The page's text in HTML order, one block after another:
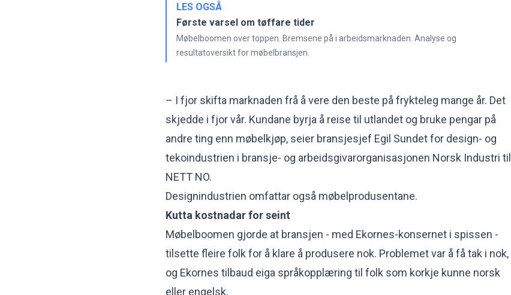
LES OGSÅ
Første varsel om tøffare tider
Møbelboomen over toppen. Bremsene på i arbeidsmarknaden. Analyse og
resultatoversikt for møbelbransjen.
– I fjor skifta marknaden frå å vere den beste på frykteleg mange år. Det
skjedde i fjor vår. Kundane byrja å reise til utlandet og bruke pengar på
andre ting enn møbelkjøp, seier bransjesjef Egil Sundet for design- og
tekoindustrien i bransje- og arbeidsgivarorganisasjonen Norsk Industri til
NETT NO.
Designindustrien omfattar også møbelprodusentane.
Kutta kostnadarfor seint
Møbelboomen gjorde at bransjen - med Ekornes-konsernet i spissen -
tilsette fleire folk for å klare å produsere nok. Problemet var å få tak i nok,
og Ekornes tilbaud eiga språkopplæring til folk som korkje kunne norsk
eller engelsk.